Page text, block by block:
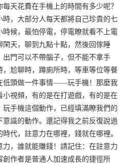
天花費在手機上的時間有多少呢？
，大部分人每天都將自己珍貴的七
候，最怕停電，停電瞭就看不上電
天，聊到九點十點，然後回傢睡
門可以不帶腦子，但不能不拿手
尬聊時，蹲廁所時，等車等位等餐
頭做一件事情——玩手機！那麼我
視頻，有的是在打遊戲，有的是在
手機這個動作，已經填滿瞭我們的
識的動作。還記得我之前反復說過
代，註意力在哪裡，錢就在哪裡。
，誰就能賺錢！請記住：在註意力
作者是普通人加速成長的捷徑所